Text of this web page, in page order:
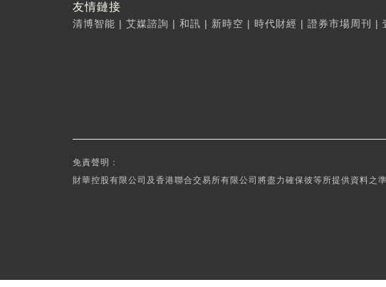
友情鏈接
清博智能 | 艾媒諮詢 | 和訊 | 新時空 | 時代財經 | 證券市場周刊 |
免責聲明：
財華控股有限公司及香港聯合交易所有限公司將盡力確保彼等所提供資料之